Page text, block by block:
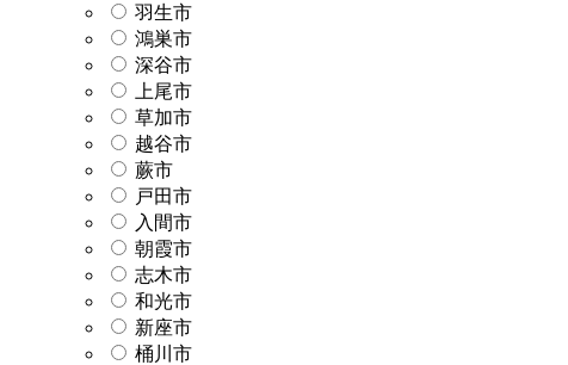
羽生市
鴻巣市
深谷市
上尾市
草加市
越谷市
蕨市
戸田市
入間市
朝霞市
志木市
和光市
新座市
桶川市